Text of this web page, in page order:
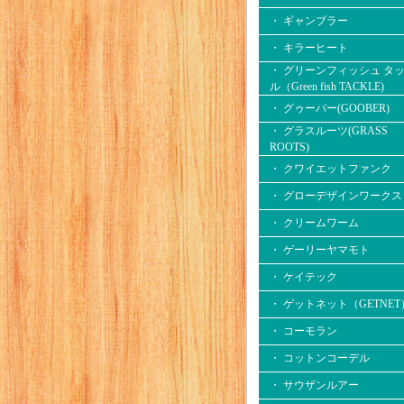
・ ギャンブラー
・ キラーヒート
・ グリーンフィッシュ タ
ル（Green fish TACKLE)
・ グゥーバー(GOOBER)
・ グラスルーツ(GRASS
ROOTS)
・ クワイエットファンク
・ グローデザインワークス
・ クリームワーム
・ ゲーリーヤマモト
・ ケイテック
・ ゲットネット（GETNET
・ コーモラン
・ コットンコーデル
・ サウザンルアー